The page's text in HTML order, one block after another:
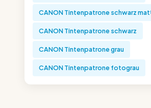
CANON Tintenpatrone schwarz
CANON Tintenpatrone schwarz
CANON Tintenpatrone grau
CANON Tintenpatrone fotograu